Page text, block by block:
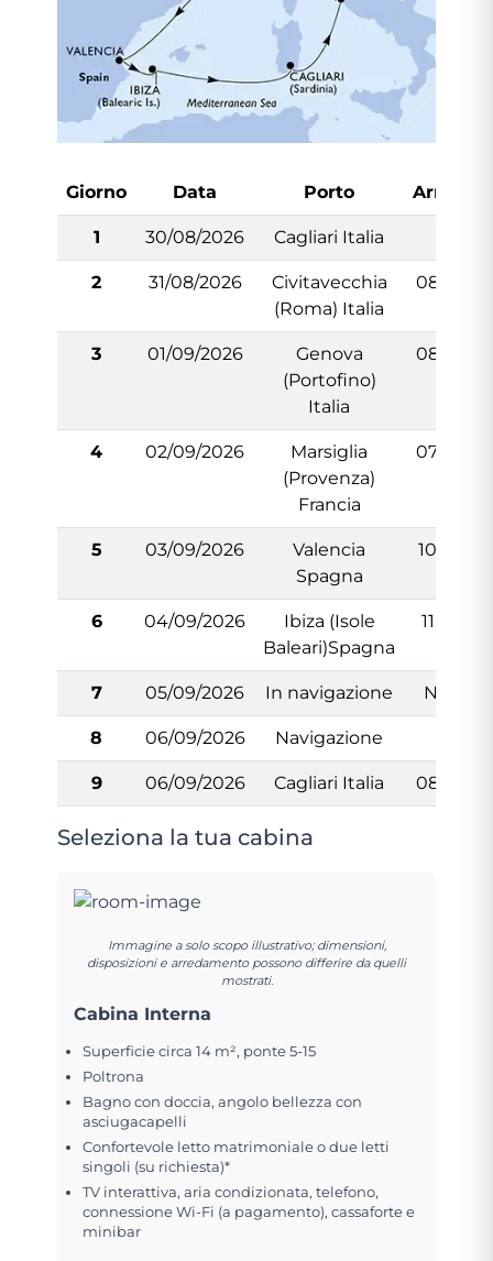
Giorno Data Porto Arrivo
1 30/08/2026 Cagliari Italia
2 31/08/2026
Civitavecchia
(Roma) Italia
08:00
3 01/09/2026
Genova
(Portofino)
Italia
08:00
4 02/09/2026
Marsiglia
(Provenza)
Francia
07:00
5 03/09/2026
Valencia
Spagna
10:00
6 04/09/2026
Ibiza (Isole
Baleari)Spagna
11:30
7 05/09/2026 In navigazione N/:A
8 06/09/2026 Navigazione
9 06/09/2026 Cagliari Italia 08:00
Seleziona la tua cabina
Immagine a solo scopo illustrativo; dimensioni,
disposizioni e arredamento possono differire da quelli
mostrati.
Cabina Interna
Superficie circa 14 m², ponte 5-15
Poltrona
Bagno con doccia, angolo bellezza con
asciugacapelli
Confortevole letto matrimoniale o due letti
singoli (su richiesta)*
TV interattiva, aria condizionata, telefono,
connessione Wi-Fi (a pagamento), cassaforte e
minibar